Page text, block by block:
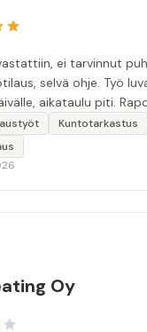
ei tarvinnut
selvä ohje. Työ
aikataulu piti.
tuli vielä samana
havannoillistettiin
Kuntotarkastus
Oy